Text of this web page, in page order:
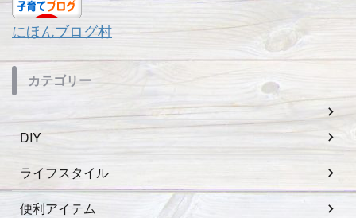
にほんブログ村
カテゴリー
DIY
ライフスタイル
便利アイテム